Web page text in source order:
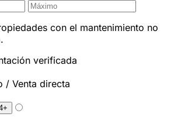
con el mantenimiento no
verificada
/ Venta directa